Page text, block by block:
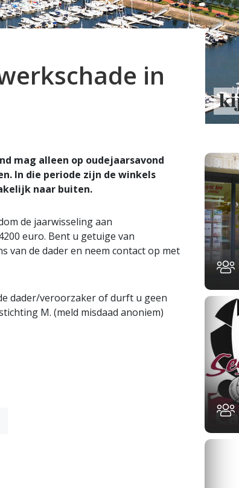
in
mag alleen op oudejaarsavond
In die periode zijn de winkels
naar buiten.
de jaarwisseling aan
euro. Bent u getuige van
van de dader en neem contact op met
dader/veroorzaker of durft u geen
M. (meld misdaad anoniem)